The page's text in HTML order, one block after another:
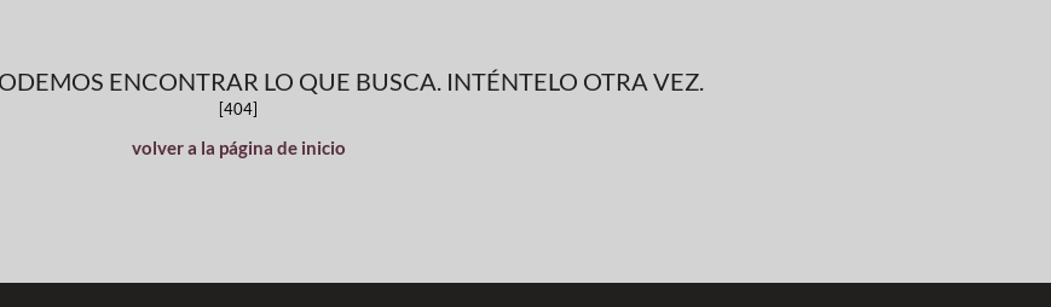
ENCONTRAR LO QUE BUSCA. INTÉNTELO OTRA VEZ.
[404]
volver a la página de inicio